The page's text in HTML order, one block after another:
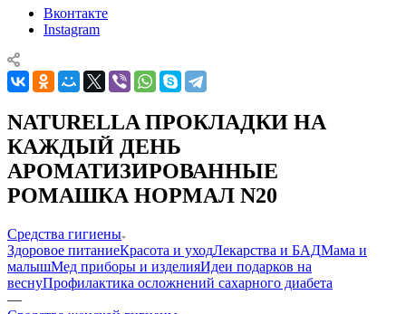
Вконтакте
Instagram
NATURELLA ПРОКЛАДКИ НА
КАЖДЫЙ ДЕНЬ
АРОМАТИЗИРОВАННЫЕ
РОМАШКА НОРМАЛ N20
Средства гигиены
Здоровое питаниеКрасота и уходЛекарства и БАДМама и
малышМед приборы и изделияИдеи подарков на
веснуПрофилактика осложнений сахарного диабета
—